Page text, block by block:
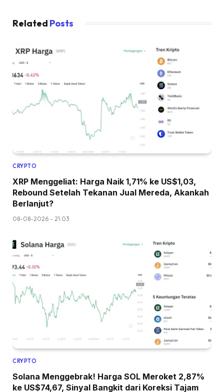
Related Posts
CRYPTO
XRP Menggeliat: Harga Naik 1,71% ke US$1,03,
Rebound Setelah Tekanan Jual Mereda, Akankah
Berlanjut?
08-08-2026 - 21.03
CRYPTO
Solana Menggebrak! Harga SOL Meroket 2,87%
ke US$74,67, Sinyal Bangkit dari Koreksi Tajam